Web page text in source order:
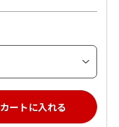
カートに入れる